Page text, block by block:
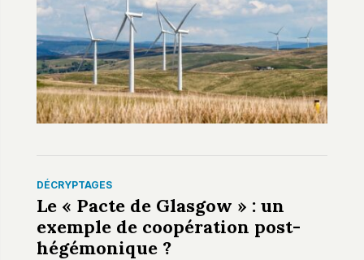
DÉCRYPTAGES
Le « Pacte de Glasgow » : un
exemple de coopération post-
hégémonique ?